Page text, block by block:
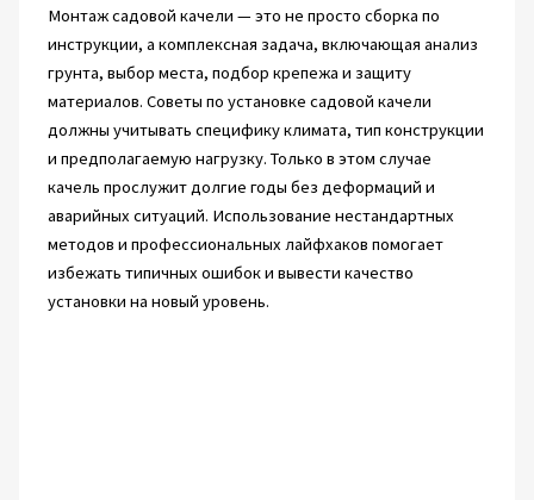
Монтаж садовой качели — это не просто сборка по
инструкции, а комплексная задача, включающая анализ
грунта, выбор места, подбор крепежа и защиту
материалов. Советы по установке садовой качели
должны учитывать специфику климата, тип конструкции
и предполагаемую нагрузку. Только в этом случае
качель прослужит долгие годы без деформаций и
аварийных ситуаций. Использование нестандартных
методов и профессиональных лайфхаков помогает
избежать типичных ошибок и вывести качество
установки на новый уровень.